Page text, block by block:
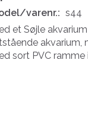
varenr.: s44
et Søjle
akvarium,
sort PVC